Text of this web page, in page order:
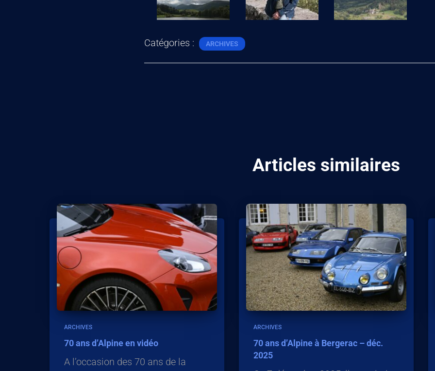
Catégories : ARCHIVES
Articles similaires
ARCHIVES
70 ans d’Alpine en vidéo
A l’occasion des 70 ans de la
ARCHIVES
70 ans d’Alpine à Bergerac – déc.
2025